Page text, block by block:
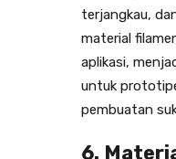
terjangkau,
material
aplikasi,
untuk
pembuatan
6.